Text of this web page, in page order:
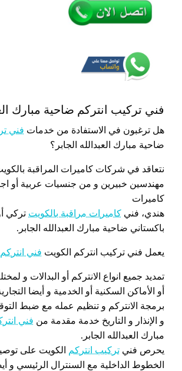
فني تركيب انتركم ضاحية مبارك
هل ترغبون في الاستفادة من خدمات فني
ضاحية مبارك العبدالله الجابر؟
نتعاقد في شركات كاميرات المراقبة
مهندسين خبيرين و من جنسيات عربية أو
كاميرات
هندي، فني كاميرات مراقبة بالكويت تركي
باكستاني ضاحية مبارك العبدالله الجابر.
يعمل فني تركيب انتركم الكويت فني انتركم
تمديد جميع انواع الانتركم أو البدالات و
أو الأماكن السكنية أو الخدمية و أيضا
برمجة الانتركم و تنظيم عمله مع ضبط
و الإنذار و التاريخ خدمة مقدمة من فني
مبارك العبدالله الجابر.
يحرص فني تركيب انتركم
الكويت على
الخطوط الداخلية مع السنترال الرئيسي و